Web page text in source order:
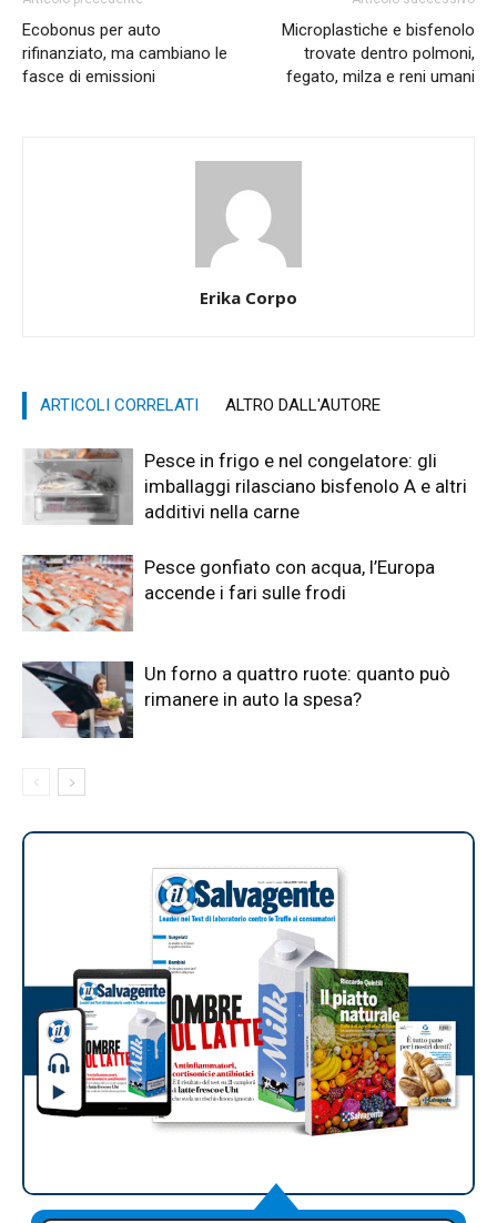
Ecobonus per auto
rifinanziato, ma cambiano le
fasce di emissioni
Microplastiche e bisfenolo
trovate dentro polmoni,
fegato, milza e reni umani
Erika Corpo
ARTICOLI CORRELATI ALTRO DALL'AUTORE
Pesce in frigo e nel congelatore: gli
imballaggi rilasciano bisfenolo A e altri
additivi nella carne
Pesce gonfiato con acqua, l’Europa
accende i fari sulle frodi
Un forno a quattro ruote: quanto può
rimanere in auto la spesa?